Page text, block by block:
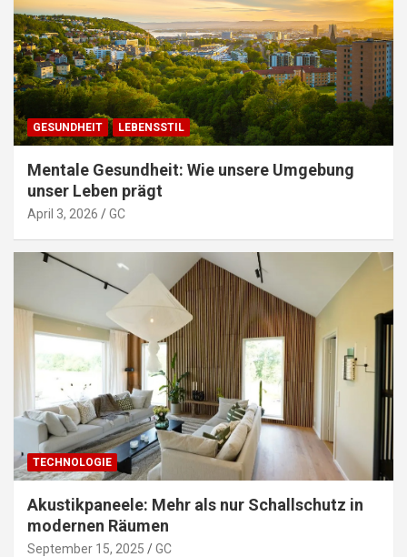
GESUNDHEIT LEBENSSTIL
Mentale Gesundheit: Wie unsere Umgebung
unser Leben prägt
April 3, 2026 GC
TECHNOLOGIE
Akustikpaneele: Mehr als nur Schallschutz in
modernen Räumen
September 15, 2025 GC